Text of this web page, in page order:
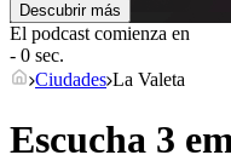
Descubrir más
El podcast comienza en
- 0 sec.
Ciudades La Valeta
Escucha 3